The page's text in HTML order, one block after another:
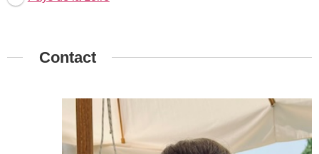
Contact